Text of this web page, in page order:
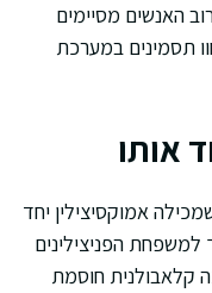
האנשים מסיימים
תסמינים במערכת
אותו
אמוקסיצילין יחד
למשפחת הפניצילינים
קלאבולנית חוסמת